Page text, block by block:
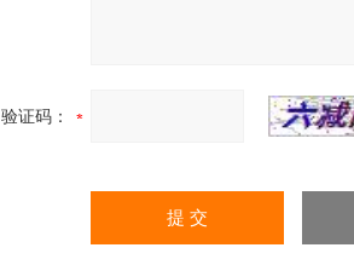
验证码：